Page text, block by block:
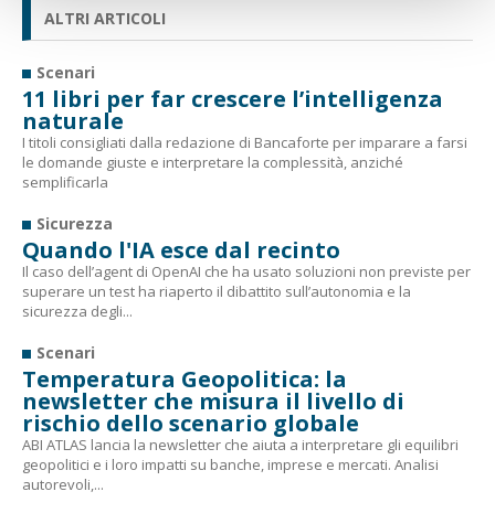
ALTRI ARTICOLI
Scenari
11 libri per far crescere l’intelligenza
naturale
I titoli consigliati dalla redazione di Bancaforte per imparare a farsi
le domande giuste e interpretare la complessità, anziché
semplificarla
Sicurezza
Quando l'IA esce dal recinto
Il caso dell’agent di OpenAI che ha usato soluzioni non previste per
superare un test ha riaperto il dibattito sull’autonomia e la
sicurezza degli...
Scenari
Temperatura Geopolitica: la
newsletter che misura il livello di
rischio dello scenario globale
ABI ATLAS lancia la newsletter che aiuta a interpretare gli equilibri
geopolitici e i loro impatti su banche, imprese e mercati. Analisi
autorevoli,...